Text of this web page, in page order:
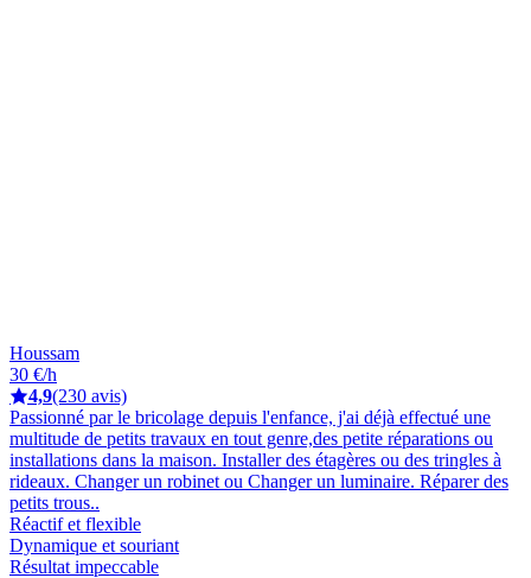
Houssam
30 €/h
4,9(230 avis)
Passionné par le bricolage depuis l'enfance, j'ai déjà effectué une
multitude de petits travaux en tout genre,des petite réparations ou
installations dans la maison. Installer des étagères ou des tringles à
rideaux. Changer un robinet ou Changer un luminaire. Réparer des
petits trous..
Réactif et flexible
Dynamique et souriant
Résultat impeccable